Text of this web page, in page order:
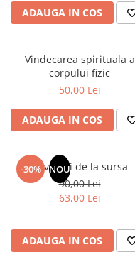
SelfConnect
Vindecare Spirituala
Sanatate
Gastronomik
MedConnect
Medicina & Farmacie
Medicina Pentru Toti
SealfHealing
Sport
ADAUGA IN COS
Vindecarea spirituala a
corpului fizic
50,00 Lei
ADAUGA IN COS
-30% NOU
Revelatii de la sursa
90,00 Lei
63,00 Lei
ADAUGA IN COS